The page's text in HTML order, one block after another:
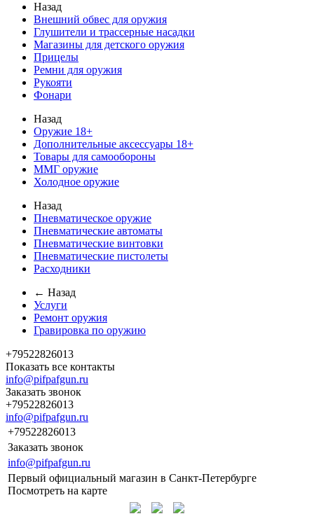
Назад
Внешний обвес для оружия
Глушители и трассерные насадки
Магазины для детского оружия
Прицелы
Ремни для оружия
Рукояти
Фонари
Назад
Оружие 18+
Дополнительные аксессуары 18+
Товары для самообороны
ММГ оружие
Холодное оружие
Назад
Пневматическое оружие
Пневматические автоматы
Пневматические винтовки
Пневматические пистолеты
Расходники
← Назад
Услуги
Ремонт оружия
Гравировка по оружию
+79522826013
Показать все контакты
info@pifpafgun.ru
Заказать звонок
+79522826013
info@pifpafgun.ru
+79522826013
Заказать звонок
info@pifpafgun.ru
Первый официальный магазин в Санкт-Петербурге
Посмотреть на карте